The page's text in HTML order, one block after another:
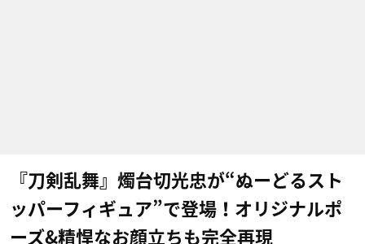
『刀剣乱舞』燭台切光忠が“ぬーどるスト
ッパーフィギュア”で登場！オリジナルポ
ーズ&精悍なお顔立ちも完全再現